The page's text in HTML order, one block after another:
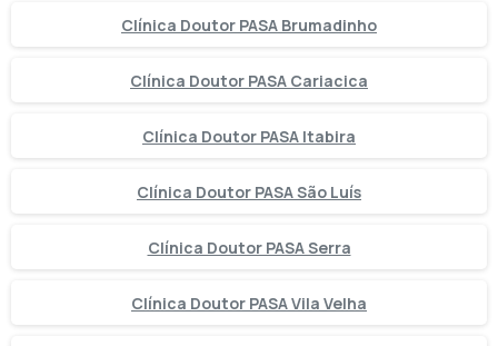
Clínica Doutor PASA Brumadinho
Clínica Doutor PASA Cariacica
Clínica Doutor PASA Itabira
Clínica Doutor PASA São Luís
Clínica Doutor PASA Serra
Clínica Doutor PASA Vila Velha